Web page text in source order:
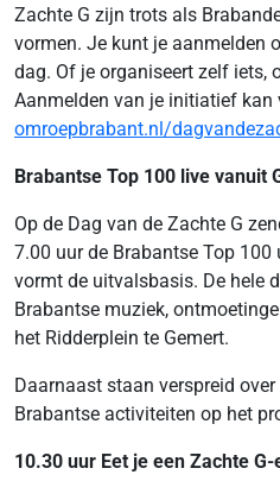
Zachte G zijn trots als
vormen. Je kunt je aanmelden
dag. Of je organiseert zelf iets,
Aanmelden van je initiatief kan
omroepbrabant.nl/
Brabantse Top 100 live vanuit
Op de Dag van de Zachte G
7.00 uur de Brabantse Top 100
vormt de uitvalsbasis. De hele
Brabantse muziek,
het Ridderplein te Gemert.
Daarnaast staan verspreid
Brabantse activiteiten op het
10.30 uur Eet je een Zachte